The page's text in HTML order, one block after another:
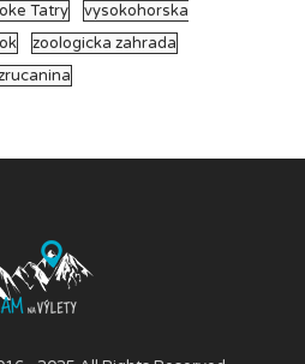
Tatry
vysokohorska
zoologicka zahrada